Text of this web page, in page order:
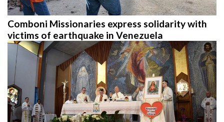
Comboni Missionaries express solidarity with
victims of earthquake in Venezuela